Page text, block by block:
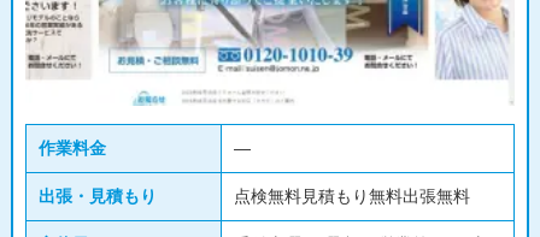
作業料金 ―
出張・見積もり 点検無料見積もり無料出張無料